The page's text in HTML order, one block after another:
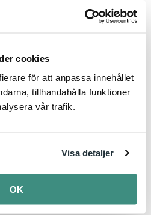
cookies
för att anpassa innehållet
tillhandahålla funktioner
vår trafik.
Visa detaljer
OK
uppger att
när staten inte hänger
och